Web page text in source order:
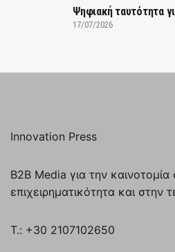
Ψηφιακή ταυτότητα
17/07/2026
Innovation Press
B2B Media για την καινοτομία
επιχειρηματικότητα και στην
T.: +30 2107102650